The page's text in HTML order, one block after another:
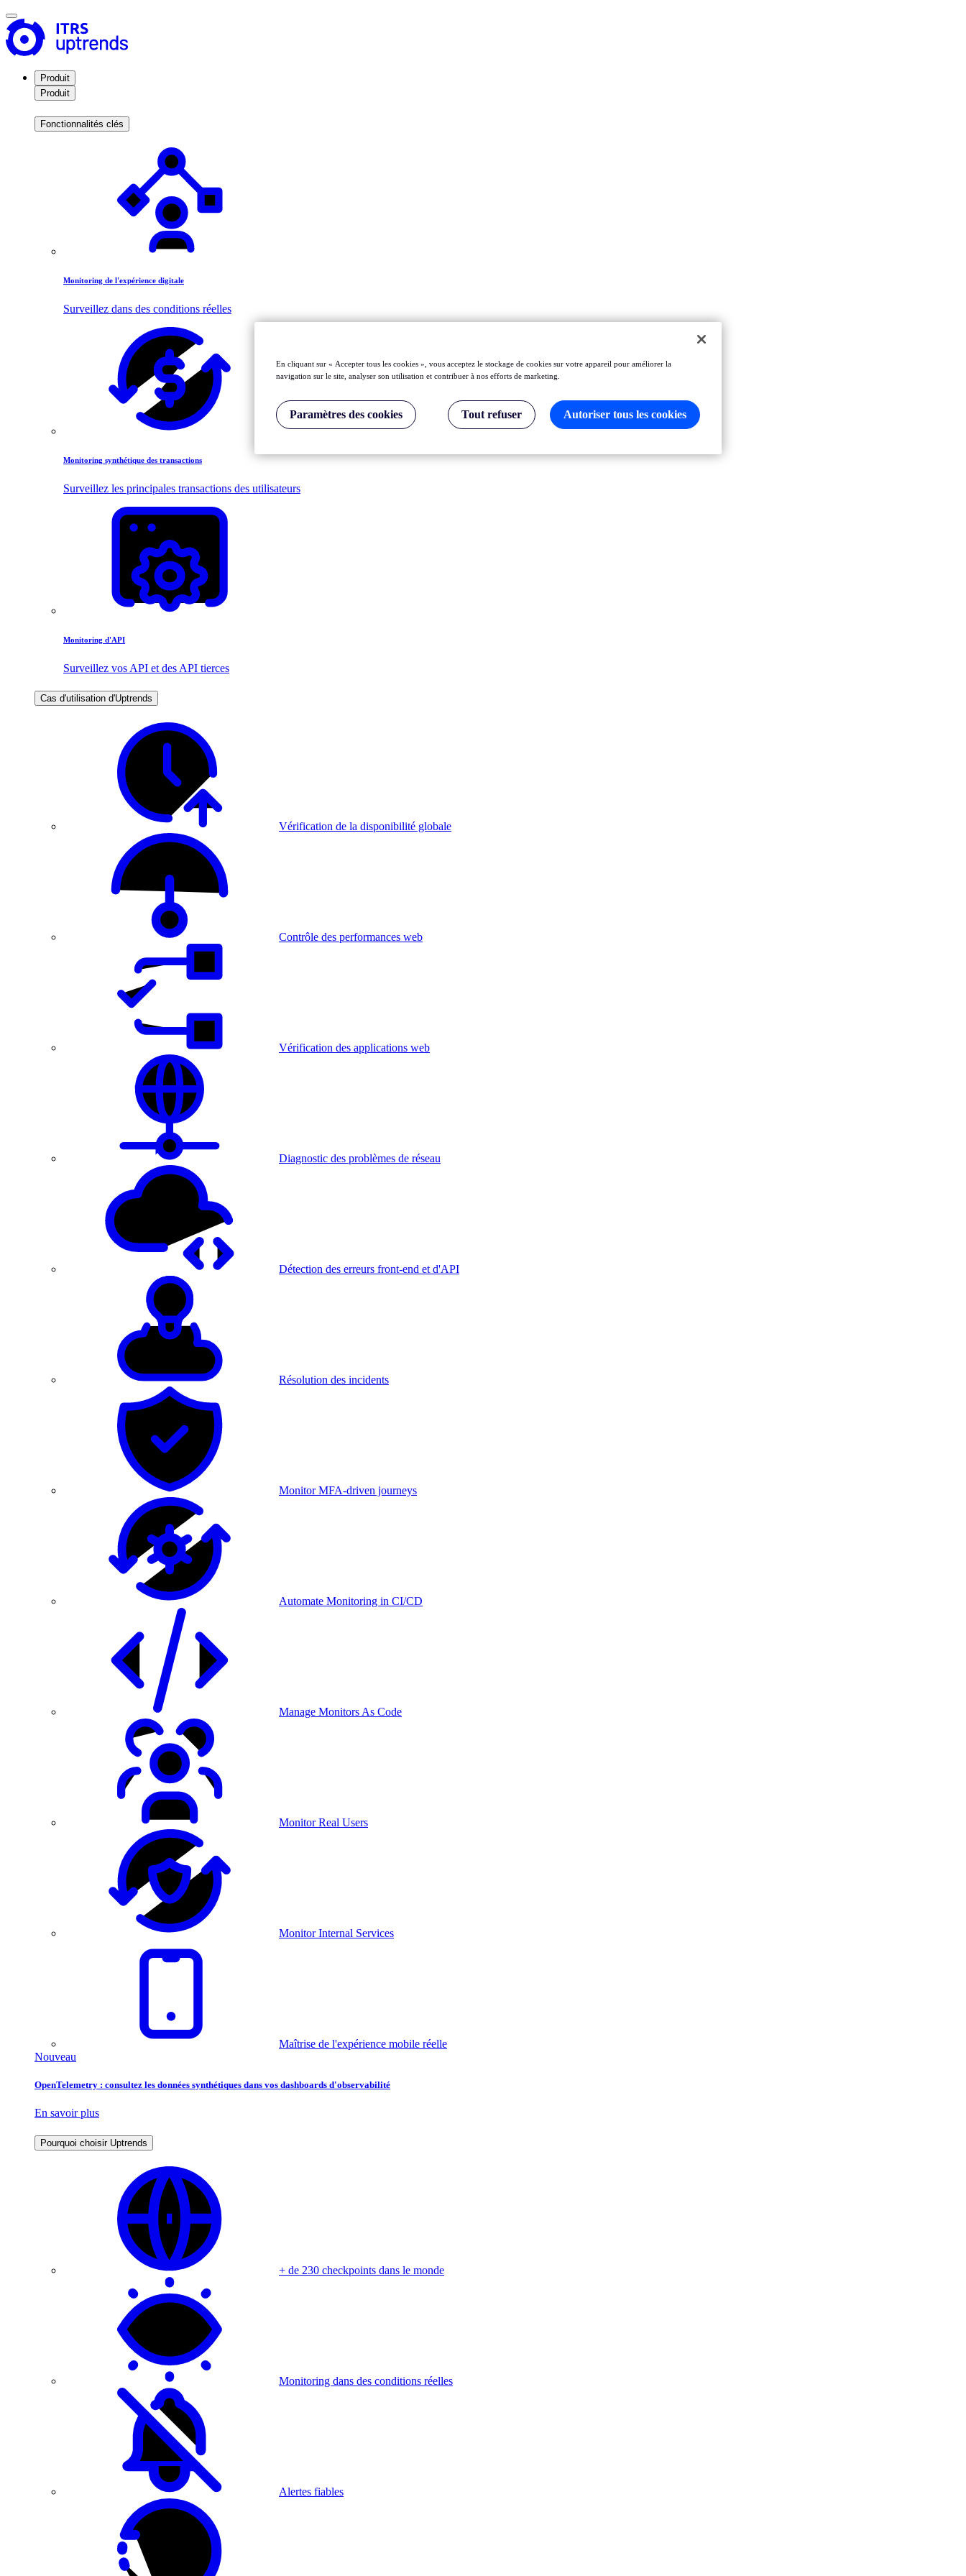
Produit
Produit
Fonctionnalités clés
Monitoring de l'expérience digitale
Surveillez dans des conditions réelles
Monitoring synthétique des transactions
Surveillez les principales transactions des utilisateurs
Monitoring d'API
Surveillez vos API et des API tierces
Cas d'utilisation d'Uptrends
Vérification de la disponibilité globale
Contrôle des performances web
Vérification des applications web
Diagnostic des problèmes de réseau
Détection des erreurs front-end et d'API
Résolution des incidents
Monitor MFA-driven journeys
Automate Monitoring in CI/CD
Manage Monitors As Code
Monitor Real Users
Monitor Internal Services
Maîtrise de l'expérience mobile réelle
Nouveau
OpenTelemetry : consultez les données synthétiques dans vos dashboards d'observabilité
En savoir plus
Pourquoi choisir Uptrends
+ de 230 checkpoints dans le monde
Monitoring dans des conditions réelles
Alertes fiables
En cliquant sur « Accepter tous les cookies », vous acceptez le stockage de cookies sur votre appareil pour améliorer la
navigation sur le site, analyser son utilisation et contribuer à nos efforts de marketing.
Paramètres des cookies Tout refuser Autoriser tous les cookies